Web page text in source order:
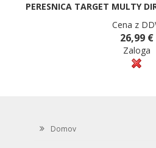
PERESNICA TARGET MULTY
Cena z
26,99 €
Zaloga
Domov